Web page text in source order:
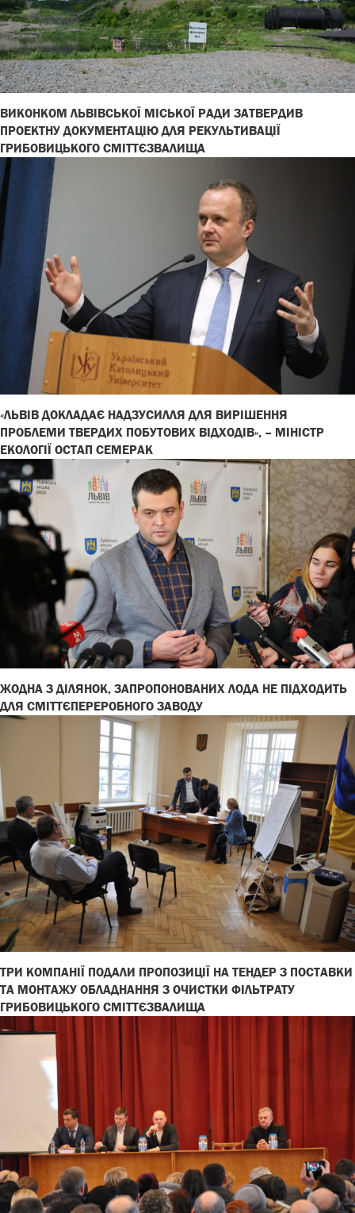
ВИКОНКОМ ЛЬВІВСЬКОЇ МІСЬКОЇ РАДИ ЗАТВЕРДИВ
ПРОЕКТНУ ДОКУМЕНТАЦІЮ ДЛЯ РЕКУЛЬТИВАЦІЇ
ГРИБОВИЦЬКОГО СМІТТЄЗВАЛИЩА
«ЛЬВІВ ДОКЛАДАЄ НАДЗУСИЛЛЯ ДЛЯ ВИРІШЕННЯ
ПРОБЛЕМИ ТВЕРДИХ ПОБУТОВИХ ВІДХОДІВ», – МІНІСТР
ЕКОЛОГІЇ ОСТАП СЕМЕРАК
ЖОДНА З ДІЛЯНОК, ЗАПРОПОНОВАНИХ ЛОДА НЕ ПІДХОДИТЬ
ДЛЯ СМІТТЄПЕРЕРОБНОГО ЗАВОДУ
ТРИ КОМПАНІЇ ПОДАЛИ ПРОПОЗИЦІЇ НА ТЕНДЕР З ПОСТАВКИ
ТА МОНТАЖУ ОБЛАДНАННЯ З ОЧИСТКИ ФІЛЬТРАТУ
ГРИБОВИЦЬКОГО СМІТТЄЗВАЛИЩА